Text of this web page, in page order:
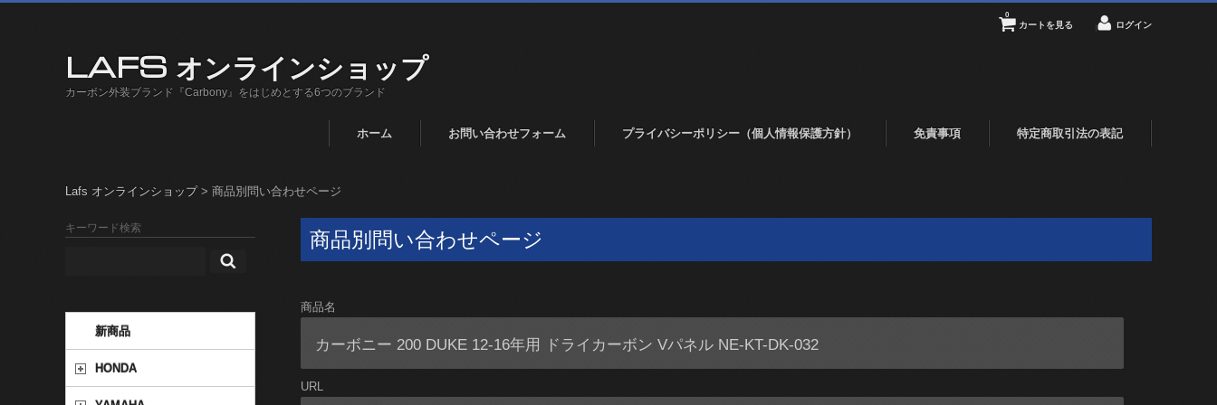
LAFS オンラインショップ
カーボン外装ブランド『Carbony』をはじめとする6つのブランド
カートを見る
0
ログイン
ホーム お問い合わせフォーム プライバシーポリシー（個人情報保護方針） 免責事項 特定商取引法の表記
Lafs オンラインショップ> 商品別問い合わせページ
商品別問い合わせページ
商品名
URL
キーワード検索
新商品
HONDA